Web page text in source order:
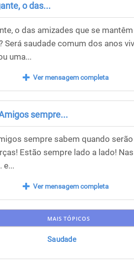
o das...
o das amizades que se
Será saudade comum dos anos
uma...
Ver mensagem completa
sempre...
sempre sabem quando
Estão sempre lado a lado!
e...
Ver mensagem completa
MAIS TÓPICOS
Saudade